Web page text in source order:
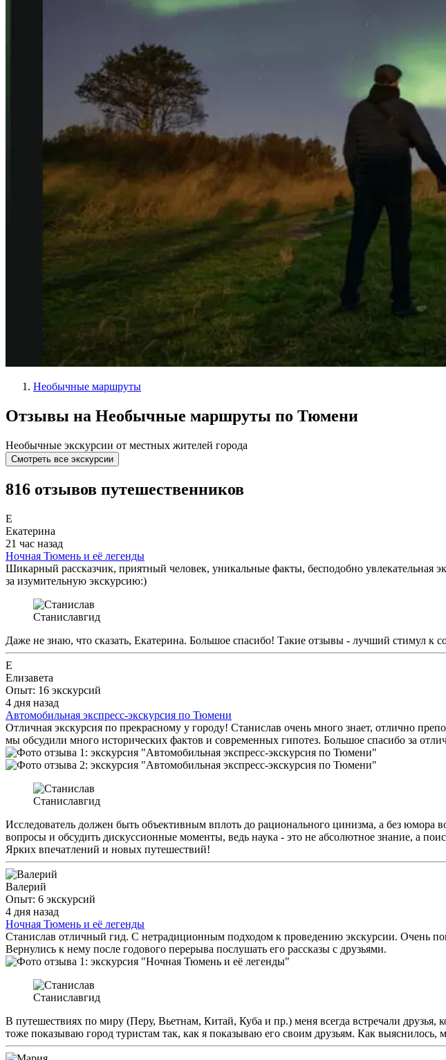
Необычные маршруты
Отзывы на Необычные маршруты по Тюмени
Необычные экскурсии от местных жителей города
Смотреть все экскурсии
816 отзывов путешественников
Е
Екатерина
21 час назад
Ночная Тюмень и её легенды
Шикарный рассказчик, приятный человек, уникальные факты, бесподобно увлекательная
за изумительную экскурсию:)
Станиславгид
Даже не знаю, что сказать, Екатерина. Большое спасибо! Такие отзывы - лучший стимул к
Е
Елизавета
Опыт: 16 экскурсий
4 дня назад
Автомобильная экспресс-экскурсия по Тюмени
Отличная экскурсия по прекрасному у городу! Станислав очень много знает, отлично
мы обсудили много исторических фактов и современных гипотез. Большое спасибо за
Станиславгид
Исследователь должен быть объективным вплоть до рационального цинизма, а без
вопросы и обсудить дискуссионные моменты, ведь наука - это не абсолютное знание, а
Ярких впечатлений и новых путешествий!
Валерий
Опыт: 6 экскурсий
4 дня назад
Ночная Тюмень и её легенды
Станислав отличный гид. С нетрадиционным подходом к проведению экскурсии. Очень
Вернулись к нему после годового перерыва послушать его рассказы с друзьями.
Станиславгид
В путешествиях по миру (Перу, Вьетнам, Китай, Куба и пр.) меня всегда встречали
тоже показываю город туристам так, как я показываю его своим друзьям. Как